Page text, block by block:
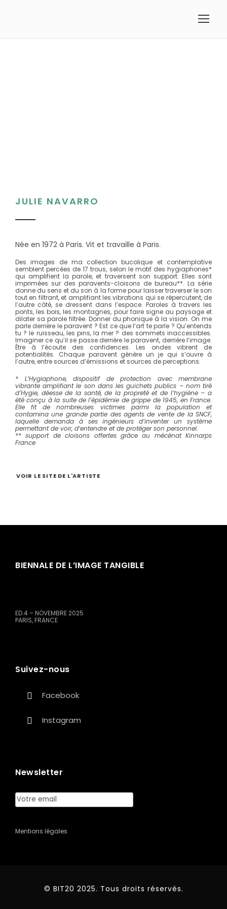
JULIE NAVARRO
Née en 1972 à Paris. Vit et travaille à Paris.
Des images de ma collection bucolique et contemplative
semblent percées de 17 trous, selon le motif des hygiaphones*
qui amplifient la parole, et traversent son support. Elles sont
imprimées sur des paravents-cloisons de bureau**. La série
donne du sens et du son à la forme pour laisser traverser le son
tout en filtrant, et amplifiant les vibrations qui se répercutent, de
l’autre côté, se dressent dans l’espace. Paroles à travers les
ponts, les bois, les montagnes, pour faire signe au paysage et
dilater sa parole filtrée. Donner du phonique à la vision. On me
parle derrière le paravent ? Est ce que l’art te parle ? Qu’entends
tu ? le ruisseau, les pins, la mer ? des sommets inaccessibles.
Imaginer ce qu’il se passe derrière le paravent, derrière l’image.
Être à l’écoute des confidences. Les ondes vibrent de
potentialités. Chaque paravent génère un je qui s’ouvre à
l’autre, entre sources d’émissions et sources de perceptions.
* L’Hygiaphone, dispositif de protection avec membrane
vibrante amplifiant le son dans les guichets publics – nom tiré
d’Hygie, déesse de la santé, de la propreté et de l’hygiène – a
été conçu à la suite de l’épidémie de grippe de 1945, en France.
Elle fit de nombreuses victimes parmi la population et
contamina une grande partie des agents de vente de la SNCF,
laquelle demanda à ses ingénieurs d’inventer un système
permettant de voir, d’entendre et de protéger son personnel.
** support de cloisons offertes grâce au mécénat Kinnarps
France
VOIR LE SITE DE L'ARTISTE
BIENNALE DE L’IMAGE TANGIBLE
ED.4 – NOVEMBRE 2025
PARIS, FRANCE
Suivez-nous
Facebook
Instagram
Newsletter
Mentions légales
© BIT20 2025. Tous droits réservés.